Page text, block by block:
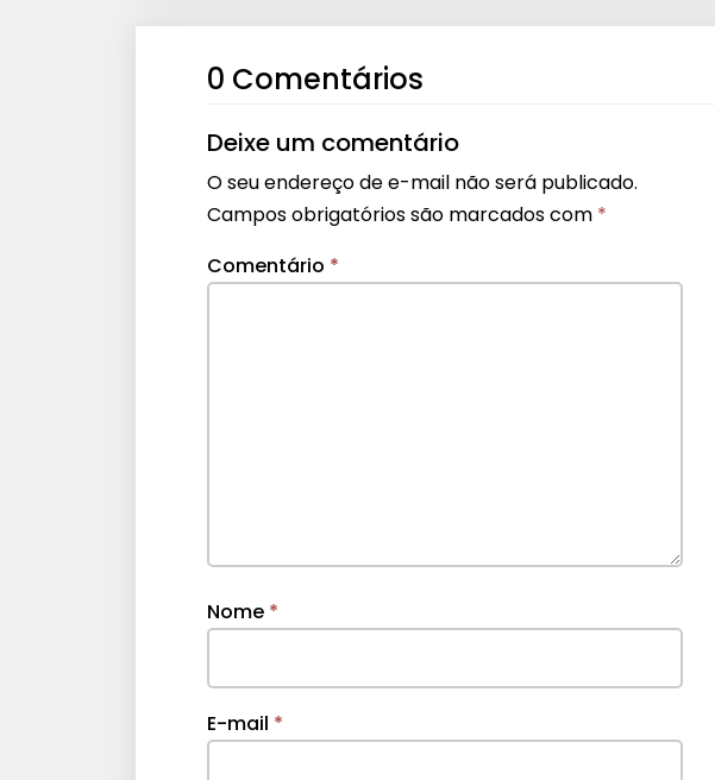
0 Comentários
Deixe um comentário
O seu endereço de e-mail não será publicado.
Campos obrigatórios são marcados com *
Comentário *
Nome *
E-mail *